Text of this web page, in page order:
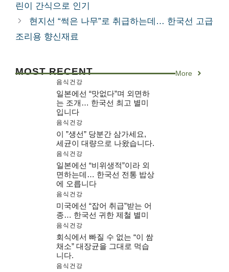
리
린이 간식으로 인기
현지선 “썩은 나무”로 취급하는데… 한국선 고급
조리용 향신재료
MOST RECENT More
음식건강
일본에선 “맛없다”며 외면하
는 조개… 한국선 최고 별미
입니다
음식건강
이 ”생선” 당분간 삼가세요,
세균이 대량으로 나왔습니다.
음식건강
일본에선 “비위생적”이라 외
면하는데… 한국선 전통 밥상
에 오릅니다
음식건강
미국에선 “잡어 취급”받는 어
종… 한국선 귀한 제철 별미
음식건강
회식에서 빠질 수 없는 “이 쌈
채소” 대장균을 그대로 먹습
니다.
음식건강